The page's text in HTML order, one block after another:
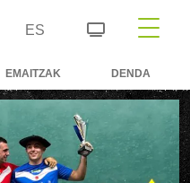
ES
EMAITZAK DENDA